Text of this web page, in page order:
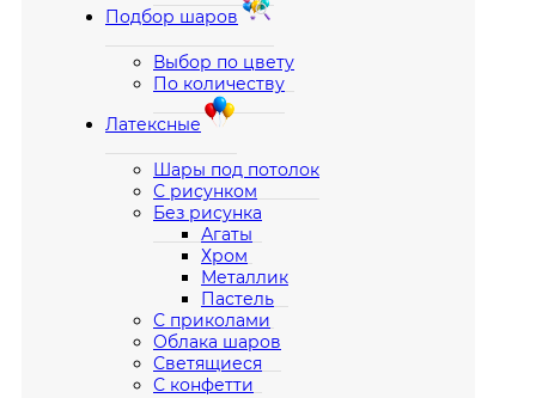
Подбор шаров
Выбор по цвету
По количеству
Латексные
Шары под потолок
С рисунком
Без рисунка
Агаты
Хром
Металлик
Пастель
С приколами
Облака шаров
Светящиеся
С конфетти